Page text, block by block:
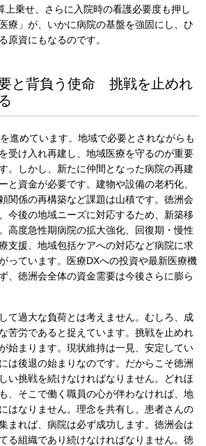
上乗せ、さらに入院時の看護必要度も押し
療」が、いかに病院の基盤を強固にし、ひ
原資にもなるのです。
と背負う使命 挑戦を止めれ
進めています。地域で必要とされながらも
受け入れ再建し、地域医療を守るのが重要
。しかし、新たに仲間となった病院の再建
と資金が必要です。建物や設備の老朽化、
関係の再構築など課題は山積です。徳洲会
今後の地域ニーズに対応するため、新築移
高度急性期病院の拡大強化、回復期・慢性
支援、地域包括ケアへの対応など病院に求
っています。医療DXへの投資や最新医療機
、徳洲会全体の資金需要は今後さらに膨ら
て過大な負荷とは考えません。むしろ、成
苦労であると捉えています。挑戦を止めれ
始まります。現状維持は一見、安定してい
は後退の始まりなのです。だからこそ徳洲
い挑戦を続けなければなりません。どれほ
、そこで働く職員の心が伴わなければ、地
はなりません。理念を共有し、患者さんの
まれば、病院は必ず成功します。徳洲会は
る組織であり続けなければなりません。徳